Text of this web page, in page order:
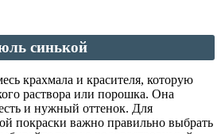
синькой
крахмала и красителя, которую
раствора или порошка. Она
и нужный оттенок. Для
покраски важно правильно выбрать